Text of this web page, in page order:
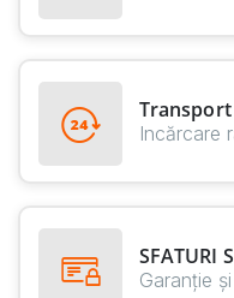
Incărcare
SFATURI
Garanție